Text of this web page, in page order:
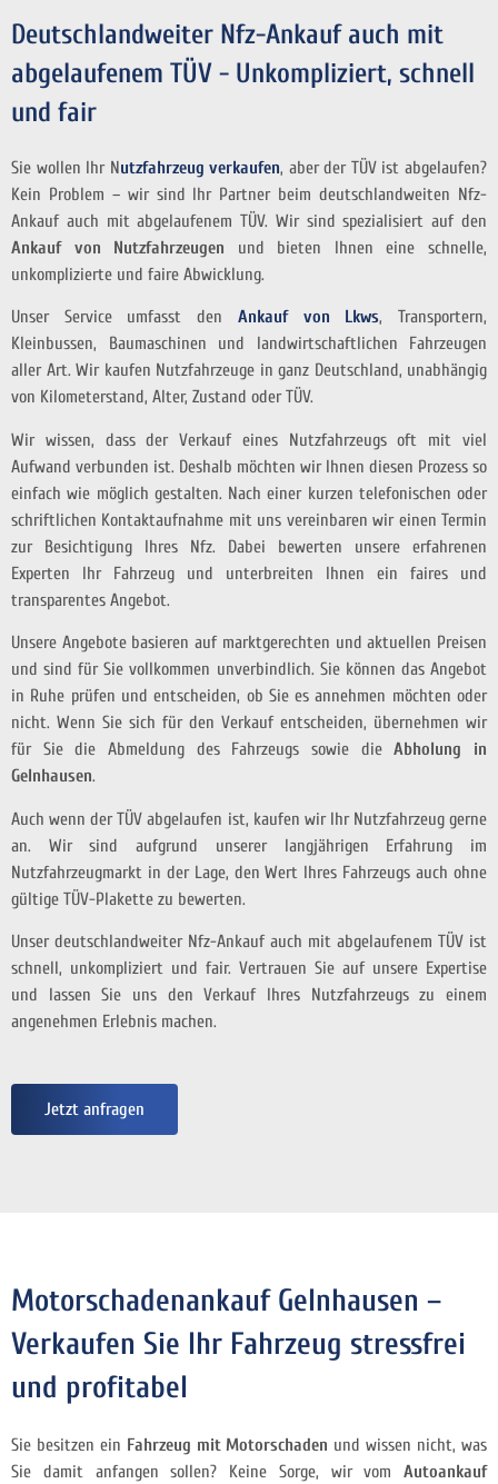
Deutschlandweiter Nfz-Ankauf auch mit
abgelaufenem TÜV - Unkompliziert, schnell
und fair
Sie wollen Ihr Nutzfahrzeug verkaufen, aber der TÜV ist abgelaufen?
Kein Problem – wir sind Ihr Partner beim deutschlandweiten Nfz-
Ankauf auch mit abgelaufenem TÜV. Wir sind spezialisiert auf den
Ankauf von Nutzfahrzeugen und bieten Ihnen eine schnelle,
unkomplizierte und faire Abwicklung.
Unser Service umfasst den Ankauf von Lkws, Transportern,
Kleinbussen, Baumaschinen und landwirtschaftlichen Fahrzeugen
aller Art. Wir kaufen Nutzfahrzeuge in ganz Deutschland, unabhängig
von Kilometerstand, Alter, Zustand oder TÜV.
Wir wissen, dass der Verkauf eines Nutzfahrzeugs oft mit viel
Aufwand verbunden ist. Deshalb möchten wir Ihnen diesen Prozess so
einfach wie möglich gestalten. Nach einer kurzen telefonischen oder
schriftlichen Kontaktaufnahme mit uns vereinbaren wir einen Termin
zur Besichtigung Ihres Nfz. Dabei bewerten unsere erfahrenen
Experten Ihr Fahrzeug und unterbreiten Ihnen ein faires und
transparentes Angebot.
Unsere Angebote basieren auf marktgerechten und aktuellen Preisen
und sind für Sie vollkommen unverbindlich. Sie können das Angebot
in Ruhe prüfen und entscheiden, ob Sie es annehmen möchten oder
nicht. Wenn Sie sich für den Verkauf entscheiden, übernehmen wir
für Sie die Abmeldung des Fahrzeugs sowie dieAbholung in
Gelnhausen.
Auch wenn der TÜV abgelaufen ist, kaufen wir Ihr Nutzfahrzeug gerne
an. Wir sind aufgrund unserer langjährigen Erfahrung im
Nutzfahrzeugmarkt in der Lage, den Wert Ihres Fahrzeugs auch ohne
gültige TÜV-Plakette zu bewerten.
Unser deutschlandweiter Nfz-Ankauf auch mit abgelaufenem TÜV ist
schnell, unkompliziert und fair. Vertrauen Sie auf unsere Expertise
und lassen Sie uns den Verkauf Ihres Nutzfahrzeugs zu einem
angenehmen Erlebnis machen.
Jetzt anfragen
Motorschadenankauf Gelnhausen –
Verkaufen Sie Ihr Fahrzeug stressfrei
und profitabel
Sie besitzen ein Fahrzeug mit Motorschaden und wissen nicht, was
Sie damit anfangen sollen? Keine Sorge, wir vom Autoankauf